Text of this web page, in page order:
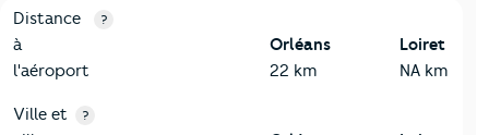
3-Environnement
Critères Orléans
Distance
à
l'aéroport
?
Orléans
22 km
Loiret
NA km
Ville et
?